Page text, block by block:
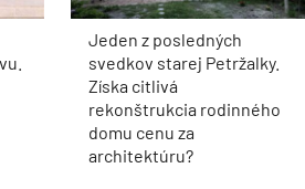
Jeden z posledných
svedkov starej Petržalky.
Získa citlivá
rekonštrukcia rodinného
domu cenu za
architektúru?